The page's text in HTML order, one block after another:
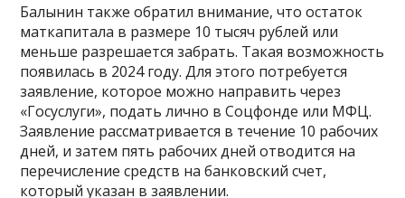
Балынин также обратил внимание, что остаток
маткапитала в размере 10 тысяч рублей или
меньше разрешается забрать. Такая возможность
появилась в 2024 году. Для этого потребуется
заявление, которое можно направить через
«Госуслуги», подать лично в Соцфонде или МФЦ.
Заявление рассматривается в течение 10 рабочих
дней, и затем пять рабочих дней отводится на
перечисление средств на банковский счет,
который указан в заявлении.